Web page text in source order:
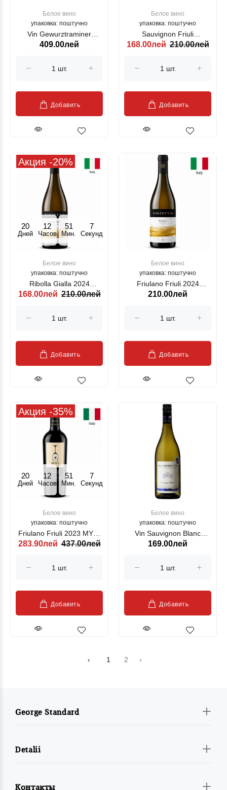
Белое вино
упаковка: поштучно
Vin Gewurztraminer
Steinhaus 2024 750ml
409.00лей
Добавить
Белое вино
упаковка: поштучно
Sauvignon Friuli
ZORZETTIG, alb, 750 ml
168.00лей 210.00лей
Добавить
20
Дней
12
Часов
51
Мин.
7
Секунд
Акция -20%
Белое вино
упаковка: поштучно
Ribolla Gialla 2024
ZORZETTIG, alb, 750ml
168.00лей 210.00лей
Добавить
Белое вино
упаковка: поштучно
Friulano Friuli 2024
ZORZETTIG, alb, 750 ml
210.00лей
Добавить
20
Дней
12
Часов
51
Мин.
7
Секунд
Акция -35%
Белое вино
упаковка: поштучно
Friulano Friuli 2023 MYO,
alb, 750 ml
283.90лей 437.00лей
Добавить
Белое вино
упаковка: поштучно
Vin Sauvignon Blanc
Marlborough New Zealand
169.00лей
Добавить
‹ 1 2 ›
George Standard
Detalii
Контакты